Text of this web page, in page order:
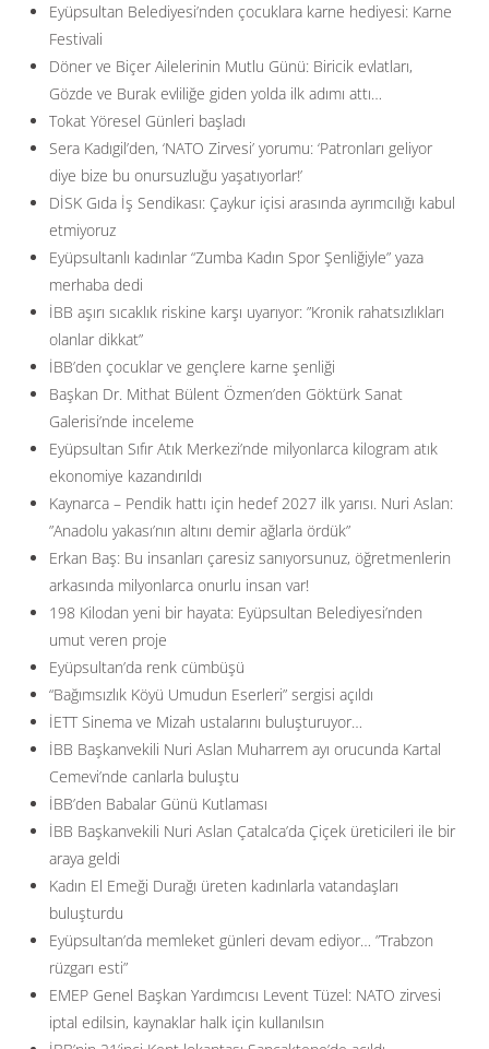
Eyüpsultan Belediyesi’nden çocuklara karne hediyesi: Karne
Festivali
Döner ve Biçer Ailelerinin Mutlu Günü: Biricik evlatları,
Gözde ve Burak evliliğe giden yolda ilk adımı attı…
Tokat Yöresel Günleri başladı
Sera Kadıgil’den, ‘NATO Zirvesi’ yorumu: ‘Patronları geliyor
diye bize bu onursuzluğu yaşatıyorlar!’
DİSK Gıda İş Sendikası: Çaykur içisi arasında ayrımcılığı kabul
etmiyoruz
Eyüpsultanlı kadınlar “Zumba Kadın Spor Şenliğiyle” yaza
merhaba dedi
İBB aşırı sıcaklık riskine karşı uyarıyor: ”Kronik rahatsızlıkları
olanlar dikkat”
İBB’den çocuklar ve gençlere karne şenliği
Başkan Dr. Mithat Bülent Özmen’den Göktürk Sanat
Galerisi’nde inceleme
Eyüpsultan Sıfır Atık Merkezi’nde milyonlarca kilogram atık
ekonomiye kazandırıldı
Kaynarca – Pendik hattı için hedef 2027 ilk yarısı. Nuri Aslan:
”Anadolu yakası’nın altını demir ağlarla ördük”
Erkan Baş: Bu insanları çaresiz sanıyorsunuz, öğretmenlerin
arkasında milyonlarca onurlu insan var!
198 Kilodan yeni bir hayata: Eyüpsultan Belediyesi’nden
umut veren proje
Eyüpsultan’da renk cümbüşü
“Bağımsızlık Köyü Umudun Eserleri” sergisi açıldı
İETT Sinema ve Mizah ustalarını buluşturuyor…
İBB Başkanvekili Nuri Aslan Muharrem ayı orucunda Kartal
Cemevi’nde canlarla buluştu
İBB’den Babalar Günü Kutlaması
İBB Başkanvekili Nuri Aslan Çatalca’da Çiçek üreticileri ile bir
araya geldi
Kadın El Emeği Durağı üreten kadınlarla vatandaşları
buluşturdu
Eyüpsultan’da memleket günleri devam ediyor… ”Trabzon
rüzgarı esti”
EMEP Genel Başkan Yardımcısı Levent Tüzel: NATO zirvesi
iptal edilsin, kaynaklar halk için kullanılsın